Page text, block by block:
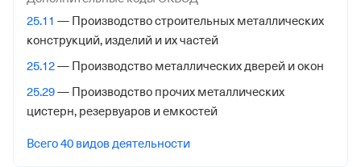
Внебюджетные фонды
Регистрационный номер в ПФР
25.11 — Производство строительных металлических
конструкций, изделий и их частей
25.12— Производство металлических дверей и окон
25.29— Производство прочих металлических
цистерн, резервуаров и емкостей
Всего 40 видов деятельности